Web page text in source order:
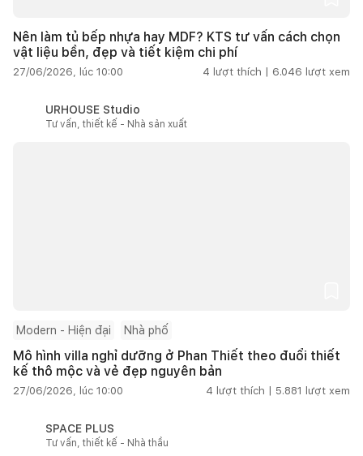
Nên làm tủ bếp nhựa hay MDF? KTS tư vấn cách chọn
vật liệu bền, đẹp và tiết kiệm chi phí
27/06/2026, lúc 10:00 4 lượt thích | 6.046 lượt xem
URHOUSE Studio
Tư vấn, thiết kế - Nhà sản xuất
Modern - Hiện đại Nhà phố
Mô hình villa nghỉ dưỡng ở Phan Thiết theo đuổi thiết
kế thô mộc và vẻ đẹp nguyên bản
27/06/2026, lúc 10:00 4 lượt thích | 5.881 lượt xem
SPACE PLUS
Tư vấn, thiết kế - Nhà thầu